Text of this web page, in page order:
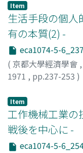
Item
生活手段の個人
有の本質(2) -
eca1074-5-
( 京都大學經濟學會 ,
1971 , pp.237-253 )
Item
工作機械工業の
戦後を中心に -
eca1074-5-